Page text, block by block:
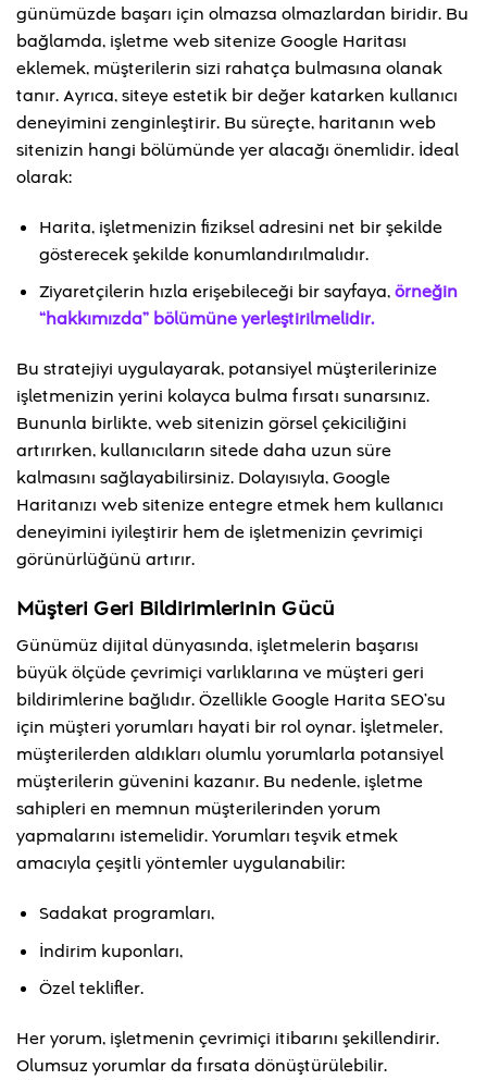
günümüzde başarı için olmazsa olmazlardan biridir. Bu
bağlamda, işletme web sitenize Google Haritası
eklemek, müşterilerin sizi rahatça bulmasına olanak
tanır. Ayrıca, siteye estetik bir değer katarken kullanıcı
deneyimini zenginleştirir. Bu süreçte, haritanın web
sitenizin hangi bölümünde yer alacağı önemlidir. İdeal
olarak:
Harita, işletmenizin fiziksel adresini net bir şekilde
gösterecek şekilde konumlandırılmalıdır.
Ziyaretçilerin hızla erişebileceği bir sayfaya,örneğin
“hakkımızda” bölümüne yerleştirilmelidir.
Bu stratejiyi uygulayarak, potansiyel müşterilerinize
işletmenizin yerini kolayca bulma fırsatı sunarsınız.
Bununla birlikte, web sitenizin görsel çekiciliğini
artırırken, kullanıcıların sitede daha uzun süre
kalmasını sağlayabilirsiniz. Dolayısıyla, Google
Haritanızı web sitenize entegre etmek hem kullanıcı
deneyimini iyileştirir hem de işletmenizin çevrimiçi
görünürlüğünü artırır.
Müşteri Geri Bildirimlerinin Gücü
Günümüz dijital dünyasında, işletmelerin başarısı
büyük ölçüde çevrimiçi varlıklarına ve müşteri geri
bildirimlerine bağlıdır. Özellikle Google Harita SEO’su
için müşteri yorumları hayati bir rol oynar. İşletmeler,
müşterilerden aldıkları olumlu yorumlarla potansiyel
müşterilerin güvenini kazanır. Bu nedenle, işletme
sahipleri en memnun müşterilerinden yorum
yapmalarını istemelidir. Yorumları teşvik etmek
amacıyla çeşitli yöntemler uygulanabilir:
Sadakat programları,
İndirim kuponları,
Özel teklifler.
Her yorum, işletmenin çevrimiçi itibarını şekillendirir.
Olumsuz yorumlar da fırsata dönüştürülebilir.